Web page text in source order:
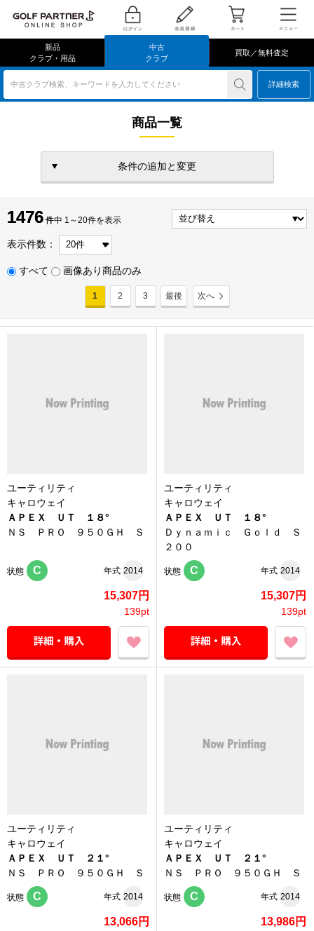
新品
クラブ・用品
中古
クラブ
買取／無料査定
中古クラブ検索、キーワードを入力してください 詳細検索
商品一覧
条件の追加と変更
1476 件
1476 件中 1～20件を表示
表示件数：
すべて 画像あり商品のみ
1 2 3 最後 次へ
ユーティリティ
キャロウェイ
ＡＰＥＸ ＵＴ １８°
ＮＳ ＰＲＯ ９５０ＧＨ Ｓ
状態 C 年式 2014
15,307円
139pt
ユーティリティ
キャロウェイ
ＡＰＥＸ ＵＴ １８°
Ｄｙｎａｍｉｃ Ｇｏｌｄ Ｓ
２００
状態 C 年式 2014
15,307円
139pt
ユーティリティ
キャロウェイ
ＡＰＥＸ ＵＴ ２１°
ＮＳ ＰＲＯ ９５０ＧＨ Ｓ
状態 C 年式 2014
13,066円
ユーティリティ
キャロウェイ
ＡＰＥＸ ＵＴ ２１°
ＮＳ ＰＲＯ ９５０ＧＨ Ｓ
状態 C 年式 2014
13,986円